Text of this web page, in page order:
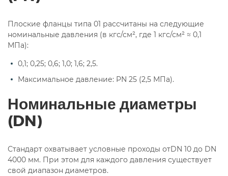
Плоские фланцы типа 01 рассчитаны на следующие
номинальные давления (в кгс/см², где 1 кгс/см² ≈ 0,1
МПа):
0,1; 0,25; 0,6; 1,0; 1,6; 2,5.
Максимальное давление: PN 25 (2,5 МПа).
Номинальные диаметры
(DN)
Стандарт охватывает условные проходы отDN 10 до DN
4000 мм. При этом для каждого давления существует
свой диапазон диаметров.